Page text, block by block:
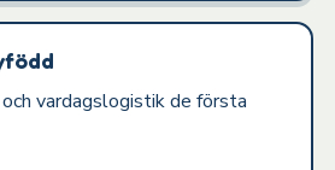
vardagslogistik de första